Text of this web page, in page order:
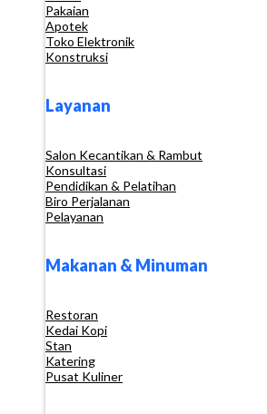
Pakaian
Apotek
Toko Elektronik
Konstruksi
Layanan
Salon Kecantikan & Rambut
Konsultasi
Pendidikan & Pelatihan
Biro Perjalanan
Pelayanan
Makanan & Minuman
Restoran
Kedai Kopi
Stan
Katering
Pusat Kuliner